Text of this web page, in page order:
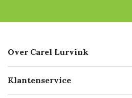
Over Carel Lurvink
Geschiedenis
Klantenservice